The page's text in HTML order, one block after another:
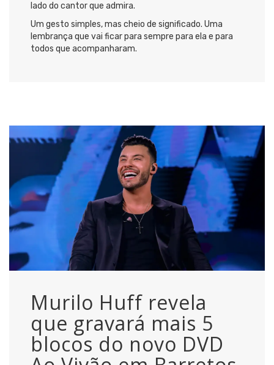
lado do cantor que admira.
Um gesto simples, mas cheio de significado. Uma
lembrança que vai ficar para sempre para ela e para
todos que acompanharam.
Murilo Huff revela
que gravará mais 5
blocos do novo DVD